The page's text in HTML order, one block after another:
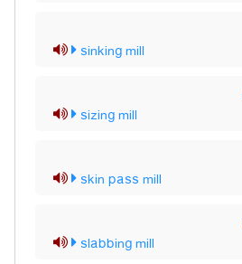
sinking mill
sizing mill
skin pass mill
slabbing mill